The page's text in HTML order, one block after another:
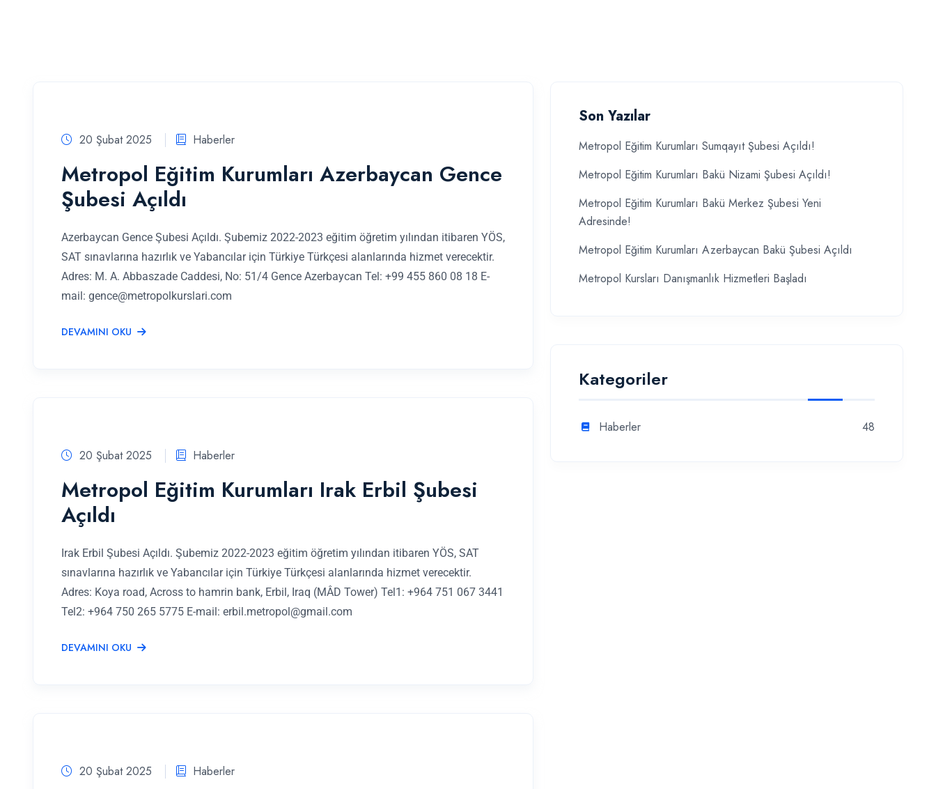
20 Şubat 2025 Haberler
Metropol Eğitim Kurumları Azerbaycan Gence
Şubesi Açıldı
Azerbaycan Gence Şubesi Açıldı. Şubemiz 2022-2023 eğitim öğretim yılından itibaren YÖS,
SAT sınavlarına hazırlık ve Yabancılar için Türkiye Türkçesi alanlarında hizmet verecektir.
Adres: M. A. Abbaszade Caddesi, No: 51/4 Gence Azerbaycan Tel: +99 455 860 08 18 E-
mail: gence@metropolkurslari.com
DEVAMINI OKU
20 Şubat 2025 Haberler
Metropol Eğitim Kurumları Irak Erbil Şubesi
Açıldı
Irak Erbil Şubesi Açıldı. Şubemiz 2022-2023 eğitim öğretim yılından itibaren YÖS, SAT
sınavlarına hazırlık ve Yabancılar için Türkiye Türkçesi alanlarında hizmet verecektir.
Adres: Koya road, Across to hamrin bank, Erbil, Iraq (MÂD Tower) Tel1: +964 751 067 3441
Tel2: +964 750 265 5775 E-mail: erbil.metropol@gmail.com
DEVAMINI OKU
20 Şubat 2025 Haberler
Son Yazılar
Metropol Eğitim Kurumları Sumqayıt Şubesi Açıldı!
Metropol Eğitim Kurumları Bakü Nizami Şubesi Açıldı!
Metropol Eğitim Kurumları Bakü Merkez Şubesi Yeni
Adresinde!
Metropol Eğitim Kurumları Azerbaycan Bakü Şubesi Açıldı
Metropol Kursları Danışmanlık Hizmetleri Başladı
Kategoriler
Haberler 48